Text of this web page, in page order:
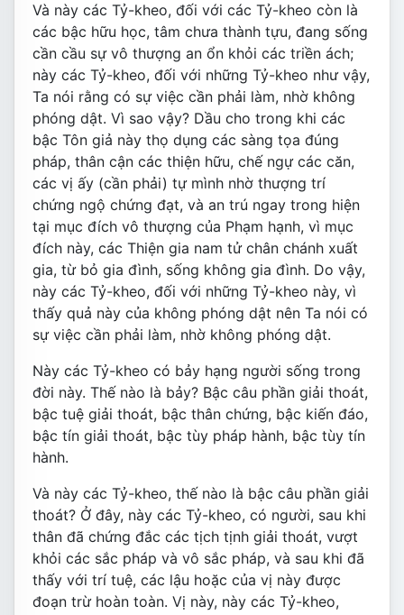
Và này các Tỷ-kheo, đối với các Tỷ-kheo còn là
các bậc hữu học, tâm chưa thành tựu, đang sống
cần cầu sự vô thượng an ổn khỏi các triền ách;
này các Tỷ-kheo, đối với những Tỷ-kheo như vậy,
Ta nói rằng có sự việc cần phải làm, nhờ không
phóng dật. Vì sao vậy? Dầu cho trong khi các
bậc Tôn giả này thọ dụng các sàng tọa đúng
pháp, thân cận các thiện hữu, chế ngự các căn,
các vị ấy (cần phải) tự mình nhờ thượng trí
chứng ngộ chứng đạt, và an trú ngay trong hiện
tại mục đích vô thượng của Phạm hạnh, vì mục
đích này, các Thiện gia nam tử chân chánh xuất
gia, từ bỏ gia đình, sống không gia đình. Do vậy,
này các Tỷ-kheo, đối với những Tỷ-kheo này, vì
thấy quả này của không phóng dật nên Ta nói có
sự việc cần phải làm, nhờ không phóng dật.
Này các Tỷ-kheo có bảy hạng người sống trong
đời này. Thế nào là bảy? Bậc câu phần giải thoát,
bậc tuệ giải thoát, bậc thân chứng, bậc kiến đáo,
bậc tín giải thoát, bậc tùy pháp hành, bậc tùy tín
hành.
Và này các Tỷ-kheo, thế nào là bậc câu phần giải
thoát? Ở đây, này các Tỷ-kheo, có người, sau khi
thân đã chứng đắc các tịch tịnh giải thoát, vượt
khỏi các sắc pháp và vô sắc pháp, và sau khi đã
thấy với trí tuệ, các lậu hoặc của vị này được
đoạn trừ hoàn toàn. Vị này, này các Tỷ-kheo,